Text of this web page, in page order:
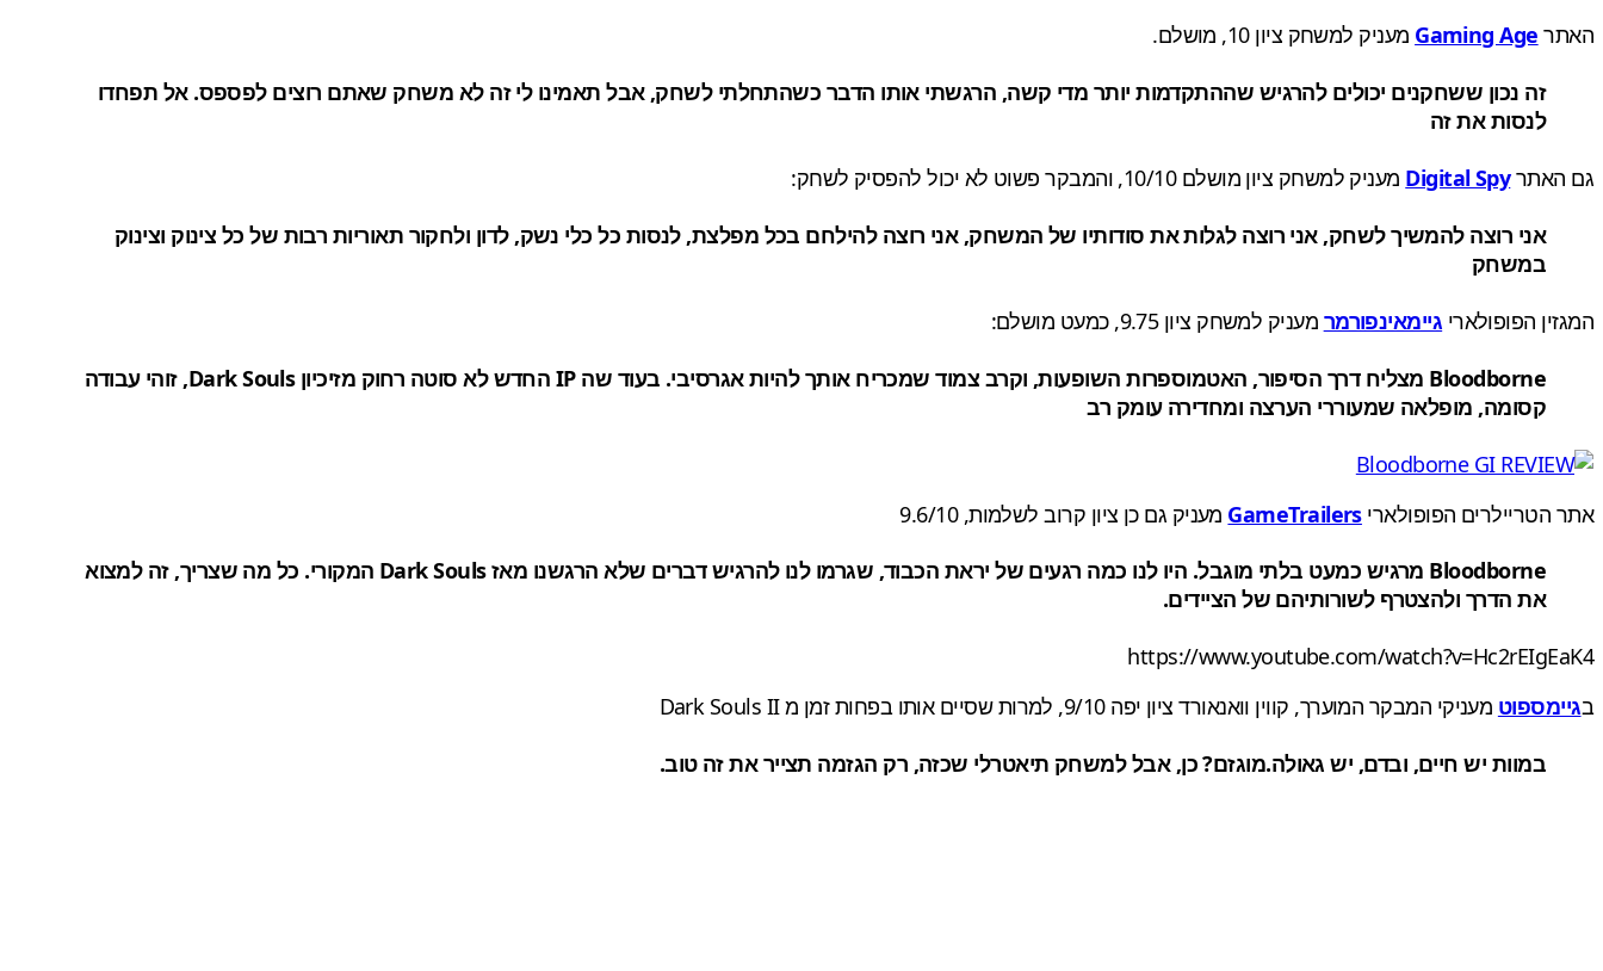
האתר Gaming Age מעניק למשחק ציון 10, מושלם.
זה נכון ששחקנים יכולים להרגיש שההתקדמות יותר מדי קשה, הרגשתי אותו הדבר כשהתחלתי לשחק, אבל תאמינו לי זה לא משחק שאתם רוצים לפספס. אל תפחדו
לנסות את זה
גם האתרDigital Spy מעניק למשחק ציון מושלם 10/10, והמבקר פשוט לא יכול להפסיק לשחק:
אני רוצה להמשיך לשחק, אני רוצה לגלות את סודותיו של המשחק, אני רוצה להילחם בכל מפלצת, לנסות כל כלי נשק, לדון ולחקור תאוריות רבות של כל צינוק וצינוק
במשחק
המגזין הפופולארי גיימאינפורמר מעניק למשחק ציון 9.75, כמעט מושלם:
Bloodborne מצליח דרך הסיפור, האטמוספרות השופעות, וקרב צמוד שמכריח אותך להיות אגרסיבי. בעוד שה IP החדש לא סוטה רחוק מזיכיון Dark Souls, זוהי עבודה
קסומה, מופלאה שמעוררי הערצה ומחדירה עומק רב
אתר הטריילרים הפופולאריGameTrailers מעניק גם כן ציון קרוב לשלמות, 9.6/10
Bloodborne מרגיש כמעט בלתי מוגבל. היו לנו כמה רגעים של יראת הכבוד, שגרמו לנו להרגישדברים שלא הרגשנו מאזDark Souls המקורי. כל מה שצריך, זהלמצוא
את הדרך ולהצטרף לשורותיהם של הציידים.
https://www.youtube.com/watch?v=Hc2rEIgEaK4
בגיימספוט מעניקי המבקר המוערך, קווין וואנאורד ציון יפה 9/10, למרות שסיים אותו בפחות זמן מ Dark Souls II
במוות יש חיים, ובדם, יש גאולה.מוגזם? כן, אבל למשחק תיאטרלי שכזה, רק הגזמה תצייר את זה טוב.